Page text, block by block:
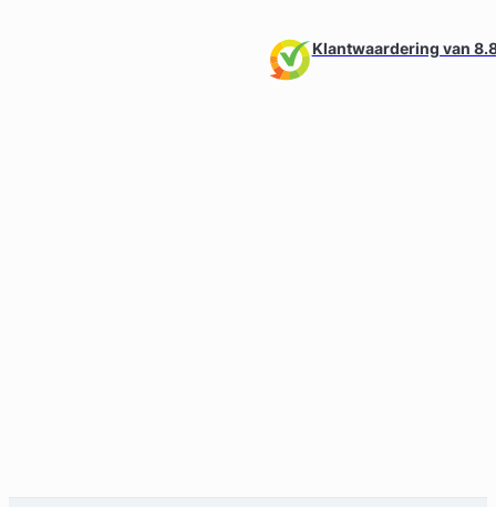
Klantwaardering van